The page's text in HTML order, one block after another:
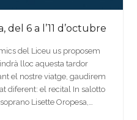
del 6 a l’11 d’octubre
del Liceu us proposem
lloc aquesta tardor
el nostre viatge, gaudirem
diferent: el recital In salotto
Lisette Oropesa,…